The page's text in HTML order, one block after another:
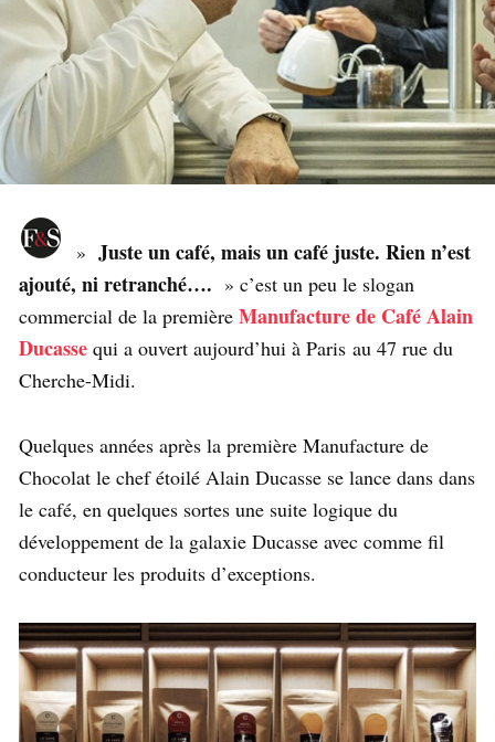
» Juste un café, mais un café juste. Rien n’est
ajouté, ni retranché…. » c’est un peu le slogan
commercial de la première Manufacture de Café Alain
Ducasse qui a ouvert aujourd’hui à Paris au 47 rue du
Cherche-Midi.
Quelques années après la première Manufacture de
Chocolat le chef étoilé Alain Ducasse se lance dans dans
le café, en quelques sortes une suite logique du
développement de la galaxie Ducasse avec comme fil
conducteur les produits d’exceptions.